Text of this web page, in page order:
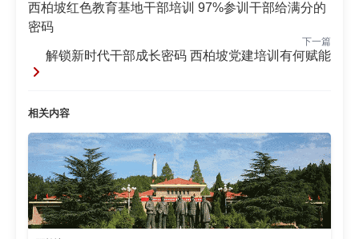
转而聚焦干部的思想认知提升，让党性要求真正融入
破解难题的关键
党性教育与干部的工作需求结合起来。让干部从历史
中汲取力量，用于解决现实问题。这难道不是破解困
境的核心？
新时代干部党性教育入脑入心，需要的不是花架
子，而是真功夫。西柏坡实景党性培训的实效方案，
为各地提供了可借鉴的方向。破解干部党性教育落地
西柏坡红色教育基地干部培训 97%参训干部给满分的
密码
下一篇
解锁新时代干部成长密码 西柏坡党建培训有何赋能
相关内容